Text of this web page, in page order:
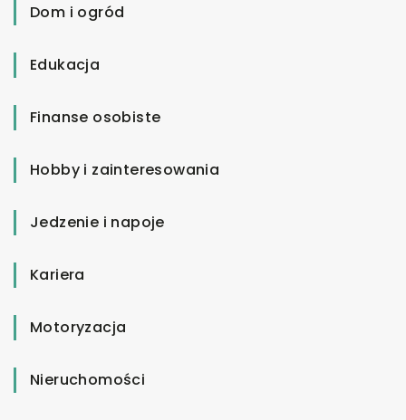
Dom i ogród
Edukacja
Finanse osobiste
Hobby i zainteresowania
Jedzenie i napoje
Kariera
Motoryzacja
Nieruchomości